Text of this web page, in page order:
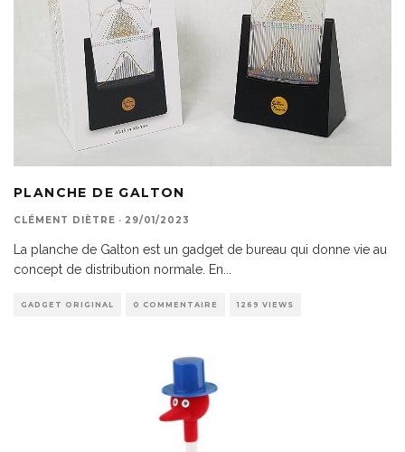
PLANCHE DE GALTON
CLÉMENT DIÈTRE · 29/01/2023
La planche de Galton est un gadget de bureau qui donne vie au
concept de distribution normale. En
GADGET ORIGINAL 0 COMMENTAIRE 1269 VIEWS